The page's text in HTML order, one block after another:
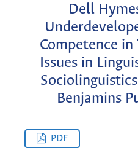
Dell
Competence in
Issues in
Benjamins
PDF